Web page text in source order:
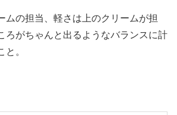
ムの担当、軽さは上のクリームが担
ろがちゃんと出るようなバランスに計
。